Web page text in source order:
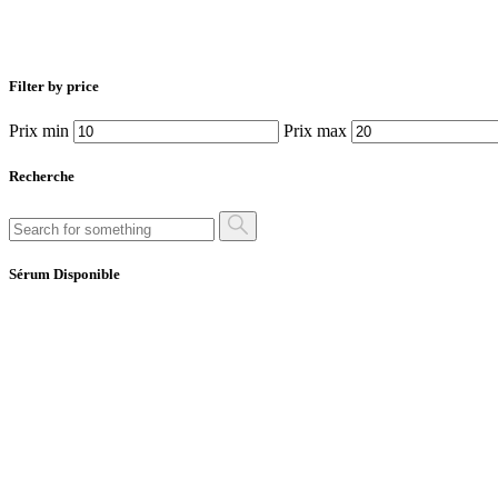
Filter by price
Prix min Prix max
Recherche
Sérum Disponible